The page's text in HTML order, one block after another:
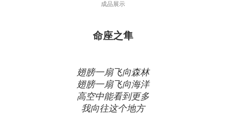
成品展示
命座之隼
翅膀一扇飞向森林
翅膀一扇飞向海洋
高空中能看到更多
我向往这个地方